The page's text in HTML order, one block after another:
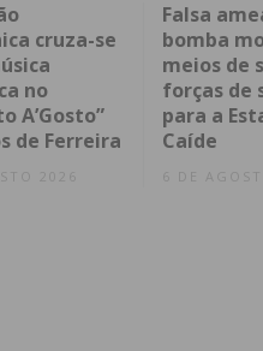
cruza-se
no
A’Gosto”
de Ferreira
2026
Falsa
bomba
meios de
forças de
para a
Caíde
6 DE